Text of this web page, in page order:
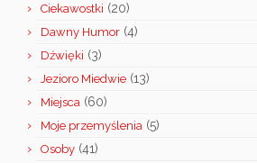
Ciekawostki (20)
Dawny Humor (4)
Dźwięki (3)
Jezioro Miedwie (13)
Miejsca (60)
Moje przemyślenia (5)
Osoby (41)